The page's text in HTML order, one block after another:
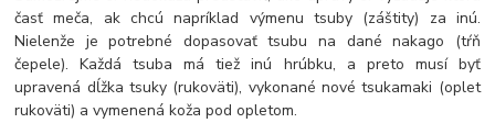
časť meča, ak chcú napríklad výmenu tsuby (záštity) za inú.
Nielenže je potrebné dopasovať tsubu na dané nakago (tŕň
čepele). Každá tsuba má tiež inú hrúbku, a preto musí byť
upravená dĺžka tsuky (rukoväti), vykonané nové tsukamaki (oplet
rukoväti) a vymenená koža pod opletom.